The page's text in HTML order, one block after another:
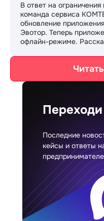
В ответ на
команда сервиса
обновление
Эвотор. Теперь
офлайн-режиме.
Последние
кейсы и ответы